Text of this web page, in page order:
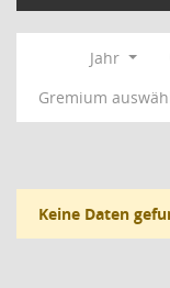
Jahr
Gremium
Keine Daten